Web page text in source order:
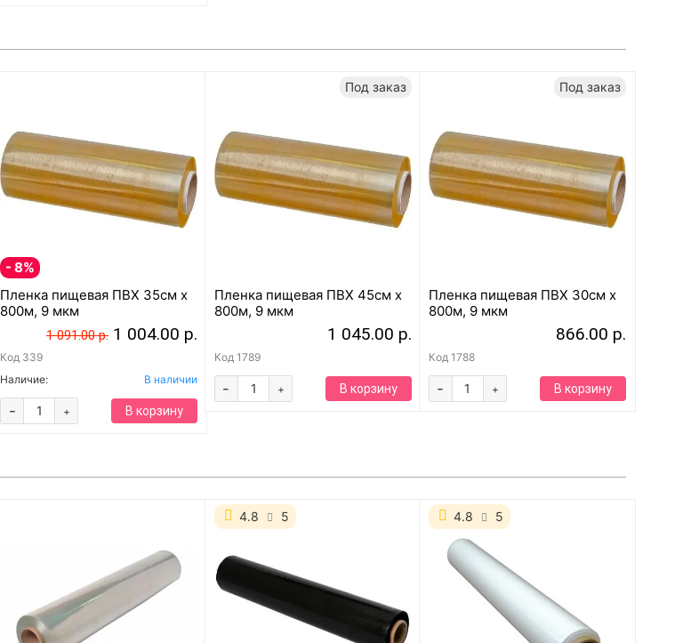
- 8%
Пленка пищевая ПВХ 35см x
800м, 9 мкм
1 091.00 р. 1 004.00 р.
Код 339
Наличие:
В наличии
+
- В корзину
Под заказ
Пленка пищевая ПВХ 45см x
800м, 9 мкм
1 045.00 р.
Код 1789
+
- В корзину
Под заказ
Пленка пищевая ПВХ 30см x
800м, 9 мкм
866.00 р.
Код 1788
+
- В корзину
4.8 5 4.8 5